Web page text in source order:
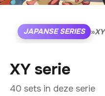
JAPANSE SERIES »XY
XY serie
40 sets in deze serie